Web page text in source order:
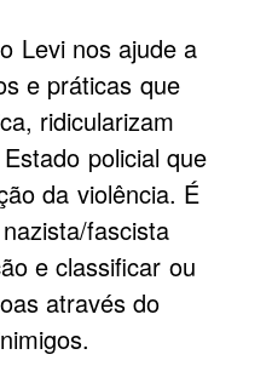
Levi nos ajude a
e práticas que
ridicularizam
policial que
da violência. É
fascista
e classificar ou
através do